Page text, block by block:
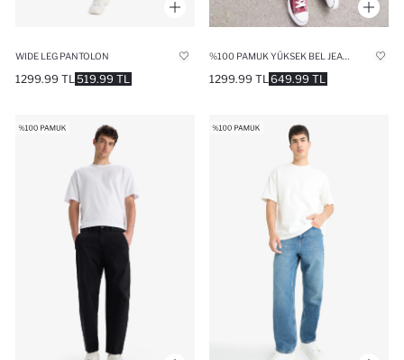
WIDE LEG PANTOLON
519.99 TL
1299.99 TL
%100 PAMUK YÜKSEK BEL JEAN PANTOLON
649.99 TL
1299.99 TL